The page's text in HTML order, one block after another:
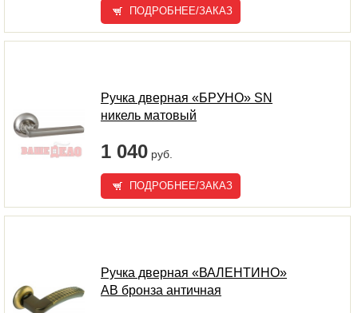
ПОДРОБНЕЕ/ЗАКАЗ
Ручка дверная «БРУНО» SN
никель матовый
1 040 руб.
ПОДРОБНЕЕ/ЗАКАЗ
Ручка дверная «ВАЛЕНТИНО»
AB бронза античная